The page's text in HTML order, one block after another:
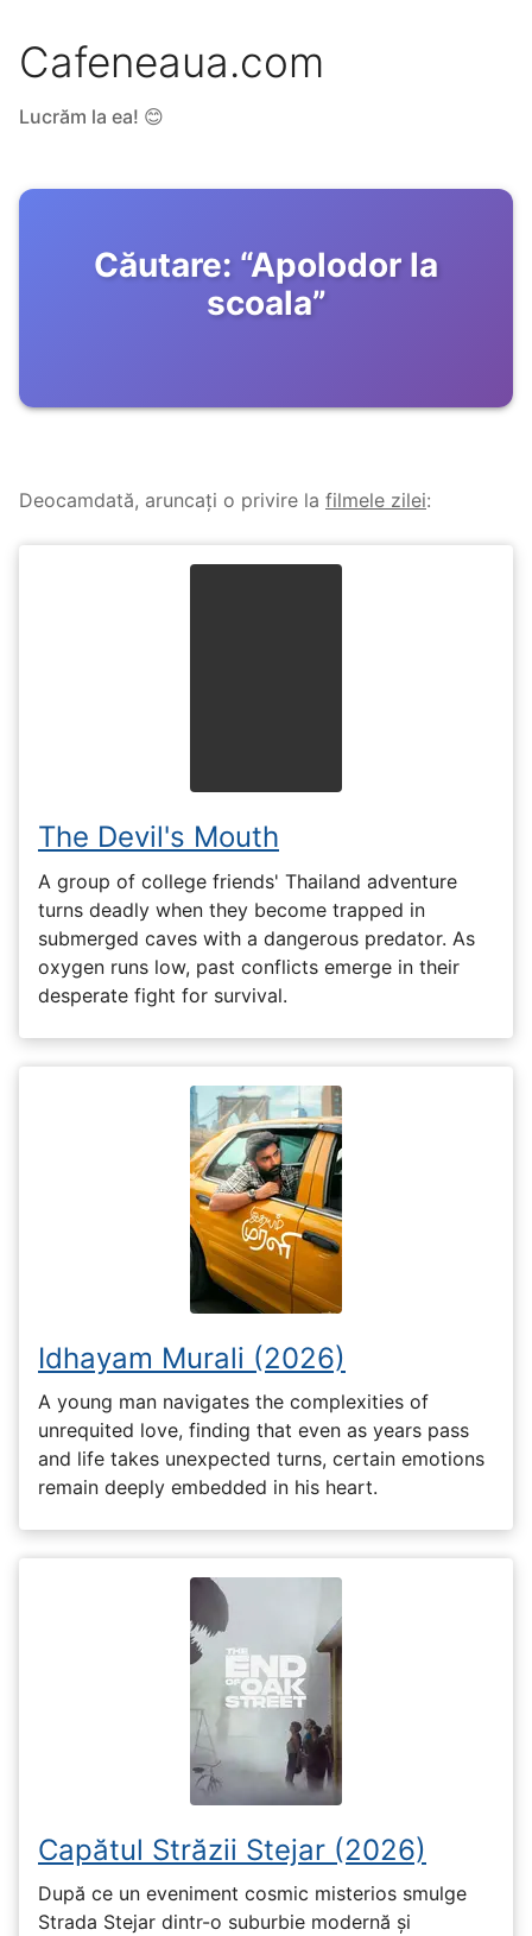
Cafeneaua.com
Lucrăm la ea! 😊
Căutare: “Apolodor la
scoala”
Deocamdată, aruncați o privire la filmele zilei:
The Devil's Mouth
A group of college friends' Thailand adventure
turns deadly when they become trapped in
submerged caves with a dangerous predator. As
oxygen runs low, past conflicts emerge in their
desperate fight for survival.
Idhayam Murali (2026)
A young man navigates the complexities of
unrequited love, finding that even as years pass
and life takes unexpected turns, certain emotions
remain deeply embedded in his heart.
Capătul Străzii Stejar (2026)
După ce un eveniment cosmic misterios smulge
Strada Stejar dintr-o suburbie modernă și